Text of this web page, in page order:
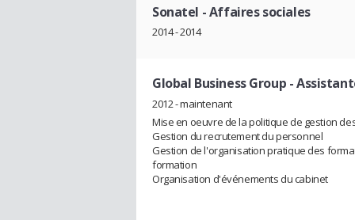
Sonatel - Affaires sociales
2014 - 2014
Global Business Group -
2012 - maintenant
Mise en oeuvre de la politique de gestion
Gestion du recrutement du personnel
Gestion de l'organisation pratique des
formation
Organisation d'événements du cabinet